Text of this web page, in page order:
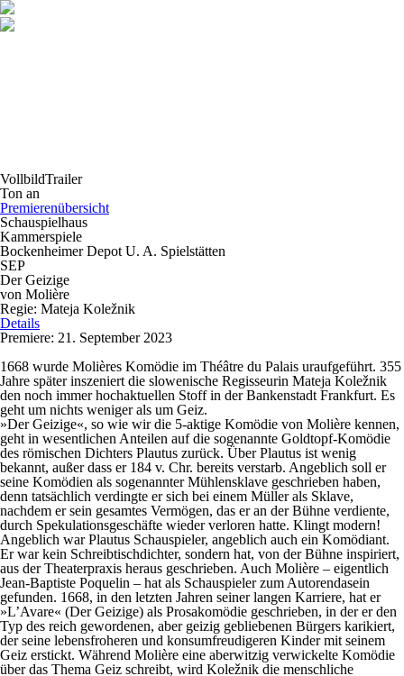
VollbildTrailer
Ton an
Premierenübersicht
Schauspielhaus
Kammerspiele
Bockenheimer Depot U. A. Spielstätten
SEP
Der Geizige
von Molière
Regie: Mateja Koležnik
Details
Premiere: 21. September 2023
1668 wurde Molières Komödie im Théâtre du Palais uraufgeführt. 355
Jahre später inszeniert die slowenische Regisseurin Mateja Koležnik
den noch immer hochaktuellen Stoff in der Bankenstadt Frankfurt. Es
geht um nichts weniger als um Geiz.
»Der Geizige«, so wie wir die 5-aktige Komödie von Molière kennen,
geht in wesentlichen Anteilen auf die sogenannte Goldtopf-Komödie
des römischen Dichters Plautus zurück. Über Plautus ist wenig
bekannt, außer dass er 184 v. Chr. bereits verstarb. Angeblich soll er
seine Komödien als sogenannter Mühlensklave geschrieben haben,
denn tatsächlich verdingte er sich bei einem Müller als Sklave,
nachdem er sein gesamtes Vermögen, das er an der Bühne verdiente,
durch Spekulationsgeschäfte wieder verloren hatte. Klingt modern!
Angeblich war Plautus Schauspieler, angeblich auch ein Komödiant.
Er war kein Schreibtischdichter, sondern hat, von der Bühne inspiriert,
aus der Theaterpraxis heraus geschrieben. Auch Molière – eigentlich
Jean-Baptiste Poquelin – hat als Schauspieler zum Autorendasein
gefunden. 1668, in den letzten Jahren seiner langen Karriere, hat er
»L’Avare« (Der Geizige) als Prosakomödie geschrieben, in der er den
Typ des reich gewordenen, aber geizig gebliebenen Bürgers karikiert,
der seine lebensfroheren und konsumfreudigeren Kinder mit seinem
Geiz erstickt. Während Molière eine aberwitzig verwickelte Komödie
über das Thema Geiz schreibt, wird Koležnik die menschliche